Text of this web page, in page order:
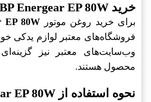
خرید BP Energear EP 80W
برای خرید روغن موتور EP 80W
فروشگاه‌های معتبر لوازم یدکی
وب‌سایت‌های معتبر نیز
محصول هستند.
نحوه استفاده از BP Energear EP 80W